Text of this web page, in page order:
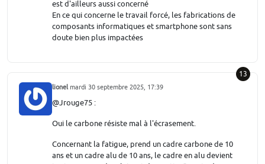
est d'ailleurs aussi concerné
En ce qui concerne le travail forcé, les fabrications de
composants informatiques et smartphone sont sans
doute bien plus impactées
13
lionel mardi 30 septembre 2025, 17:39
@Jrouge75 :
Oui le carbone résiste mal à l'écrasement.
Concernant la fatigue, prend un cadre carbone de 10
ans et un cadre alu de 10 ans, le cadre en alu devient